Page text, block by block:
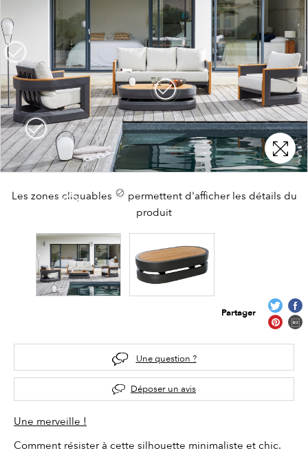
Les zones cliquables
permettent d'afficher les détails du
produit
Partager
Une question ?
Déposer un avis
Une merveille !
Comment résister à cette silhouette minimaliste et chic.